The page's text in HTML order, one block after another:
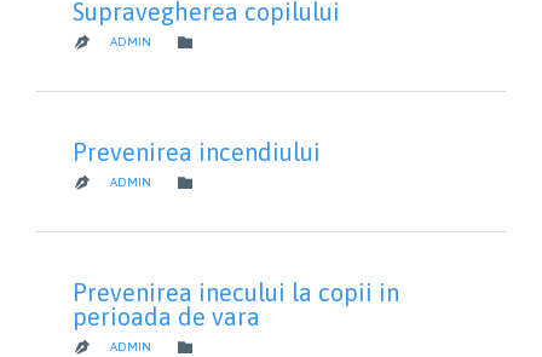
Supravegherea copilului
 ADMIN 
Prevenirea incendiului
 ADMIN 
Prevenirea inecului la copii in
perioada de vara
 ADMIN 